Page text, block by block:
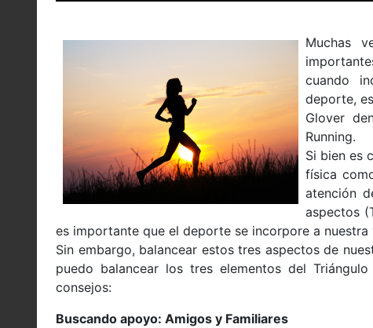
Muchas
cuando
deporte,
Glover
Running.
Si bien es
física
atención
aspectos
es importante que el deporte se incorpore a
Sin embargo, balancear estos tres aspectos de
puedo balancear los tres elementos del
consejos:
Buscando apoyo: Amigos y Familiares